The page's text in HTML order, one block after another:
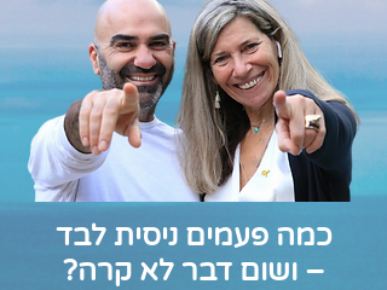
כמה פעמים ניסית לבד
– ושום דבר לא קרה?